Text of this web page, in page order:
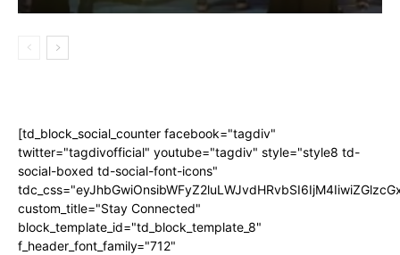
[td_block_social_counter facebook="tagdiv"
twitter="tagdivofficial" youtube="tagdiv" style="style8 td-
social-boxed td-social-font-icons"
custom_title="Stay Connected"
block_template_id="td_block_template_8"
f_header_font_family="712"